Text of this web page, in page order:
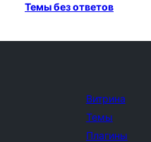
Темы без ответов
Витрина
Темы
Плагины